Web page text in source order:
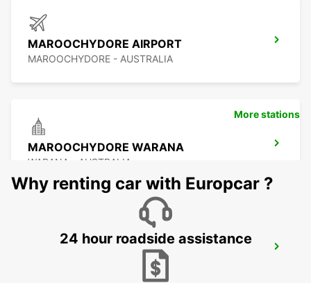
MAROOCHYDORE AIRPORT
MAROOCHYDORE - AUSTRALIA
MAROOCHYDORE WARANA
WARANA - AUSTRALIA
BRISBANE BURPENGARY
BURPENGARY - AUSTRALIA
More stations
Why renting car with Europcar ?
24 hour roadside assistance